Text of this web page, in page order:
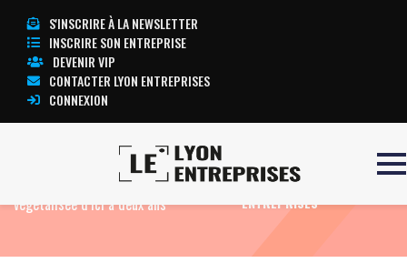
S'INSCRIRE À LA NEWSLETTER
INSCRIRE SON ENTREPRISE
DEVENIR VIP
CONTACTER LYON ENTREPRISES
CONNEXION
Bellecour
végétalisée d’ici à deux ans
TOUTE L’ACTUALITÉ LYON
ENTREPRISES